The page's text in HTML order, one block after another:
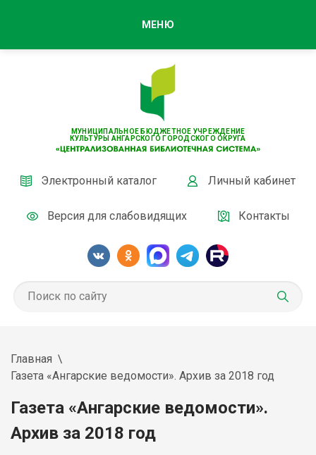
МУНИЦИПАЛЬНОЕ БЮДЖЕТНОЕ УЧРЕЖДЕНИЕ
КУЛЬТУРЫ АНГАРСКОГО ГОРОДСКОГО ОКРУГА
Электронный каталог Личный кабинет
Версия для слабовидящих Контакты
МЕНЮ
Главная
Газета «Ангарские ведомости». Архив за 2018 год
Газета «Ангарские ведомости».
Архив за 2018 год